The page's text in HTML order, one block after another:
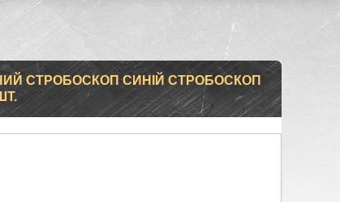
СТРОБОСКОП СИНІЙ СТРОБОСКОП